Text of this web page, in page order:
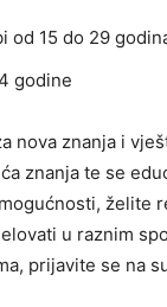
od 15 do 29
godine
nova znanja i
znanja te se
želite
u raznim
prijavite se na